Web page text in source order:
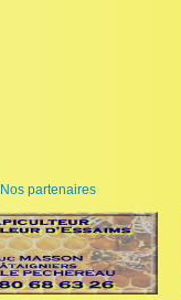
Nos partenaires